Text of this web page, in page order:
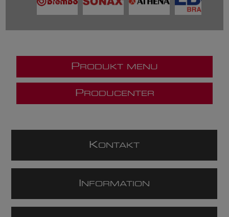
P RODUKT MENU
P RODUCENTER
KONTAKT
NFORMATION